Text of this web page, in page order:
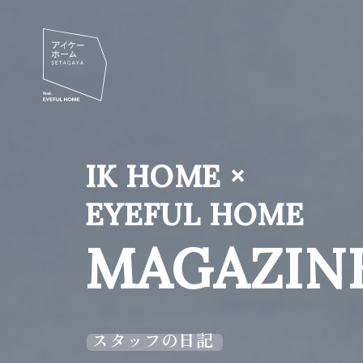
IK HOME ×
EYEFUL HOME
スタッフの日記